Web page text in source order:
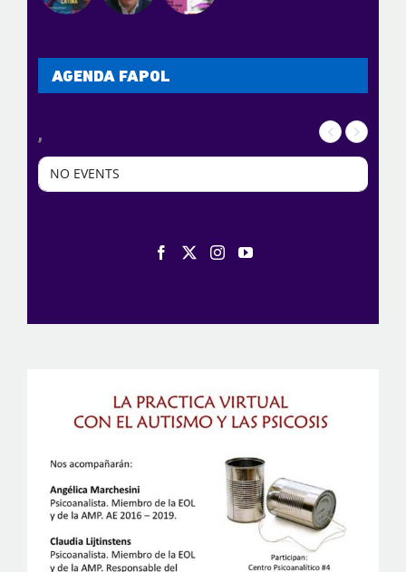
AGENDA FAPOL
,
NO EVENTS